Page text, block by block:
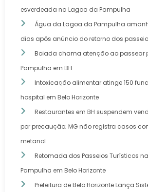
esverdeada na Lagoa da Pampulha
Água da Lagoa da Pampulha
dias após anúncio do retorno dos
Boiada chama atenção ao passear
Pampulha em BH
Intoxicação alimentar atinge 150
hospital em Belo Horizonte
Restaurantes em BH suspendem
por precaução; MG não registra casos
metanol
Retomada dos Passeios Turísticos
Pampulha em Belo Horizonte
Prefeitura de Belo Horizonte Lança